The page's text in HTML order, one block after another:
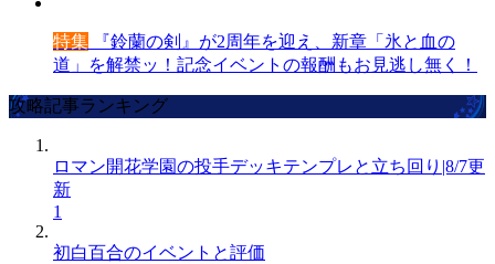
特集 『鈴蘭の剣』が2周年を迎え、新章「氷と血の
道」を解禁ッ！記念イベントの報酬もお見逃し無く！
攻略記事ランキング
ロマン開花学園の投手デッキテンプレと立ち回り|8/7更
新
1
初白百合のイベントと評価